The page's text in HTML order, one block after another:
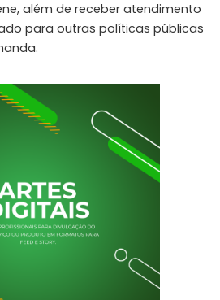
além de receber atendimento
para outras políticas públicas